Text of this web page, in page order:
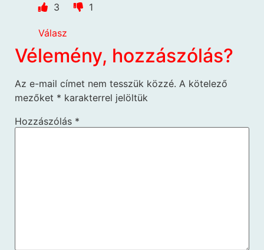
3
1
Válasz
Vélemény, hozzászólás?
Az e-mail címet nem tesszük közzé. A kötelező
mezőket * karakterrel jelöltük
Hozzászólás *